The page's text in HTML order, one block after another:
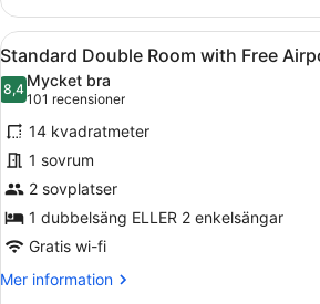
Triple
Room
with
Free
Airport
Shuttle
Öppna
alla
foton
för
Standard
Double
Room
with
Free
Airport
Ett
12
Standard Double Room with Free
8,48,4 av 10
Mycket bra
101 recensioner
(101 recensioner)
14 kvadratmeter
1 sovrum
2 sovplatser
1 dubbelsäng ELLER 2 enkelsängar
Gratis wi-fi
Mer information
Mer